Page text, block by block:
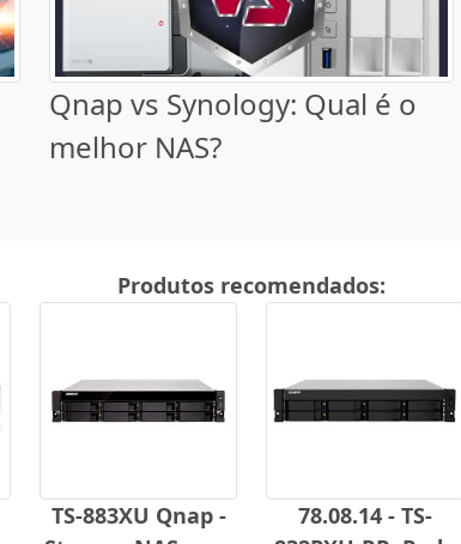
Qnap vs Synology: Qual é o
melhor NAS?
Produtos recomendados:
TS-883XU Qnap -
78.08.14 - TS-